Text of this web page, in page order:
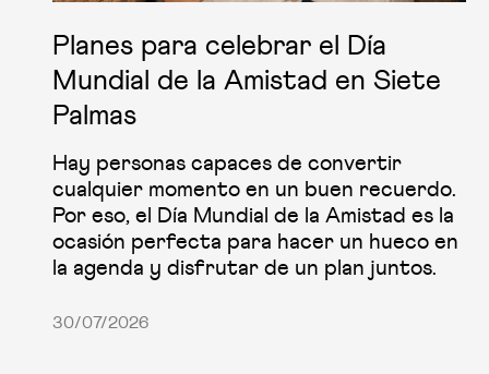
Planes para celebrar el Día
Mundial de la Amistad en Siete
Palmas
Hay personas capaces de convertir
cualquier momento en un buen recuerdo.
Por eso, el Día Mundial de la Amistad es la
ocasión perfecta para hacer un hueco en
la agenda y disfrutar de un plan juntos.
30/07/2026